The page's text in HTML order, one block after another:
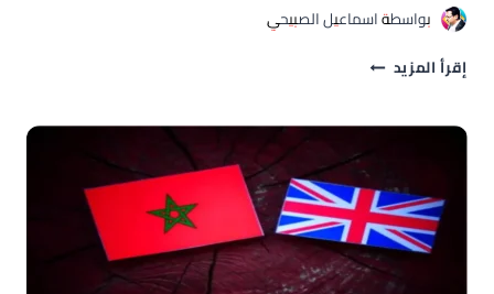
بواسطةاسماعيل الصبيحي
إقرأ المزيد مطلوب
ة
بمدينة
طنجة